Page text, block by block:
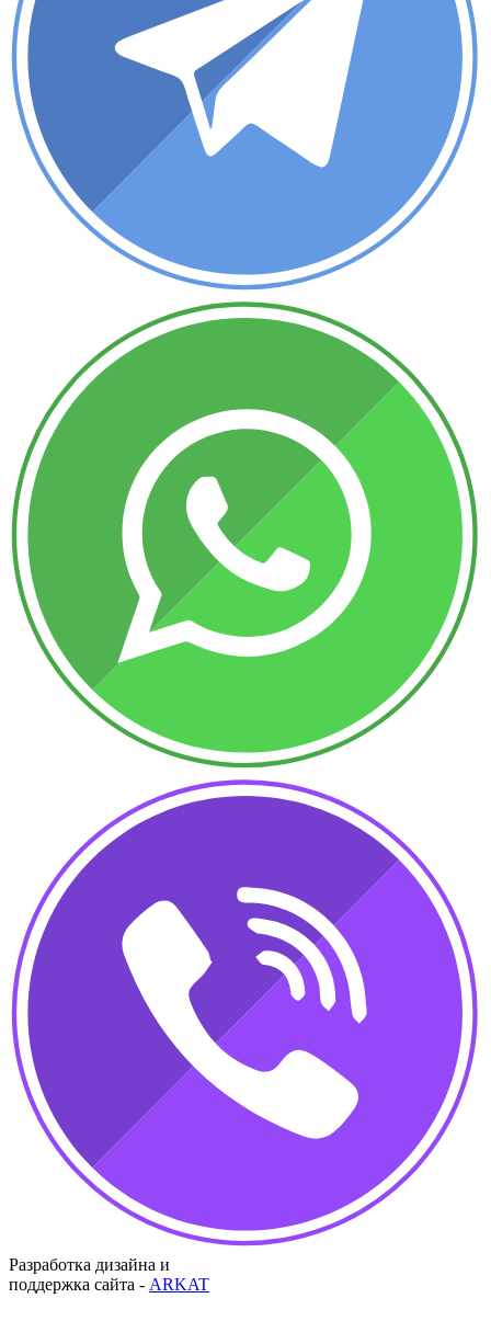
Разработка дизайна и
поддержка сайта - ARKAT